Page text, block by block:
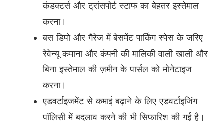
कंडक्टर्स और ट्रांसपोर्ट स्टाफ का बेहतर इस्तेमाल
करना।
बस डिपो और गैरेज में बेसमेंट पार्किंग स्पेस के जरिए
रेवेन्यू कमाना और कंपनी की मालिकी वाली खाली और
बिना इस्तेमाल की ज़मीन के पार्सल को मोनेटाइज
करना।
एडवर्टाइजमेंट से कमाई बढ़ाने के लिए एडवर्टाइजिंग
पॉलिसी में बदलाव करने की भी सिफारिश की गई है।